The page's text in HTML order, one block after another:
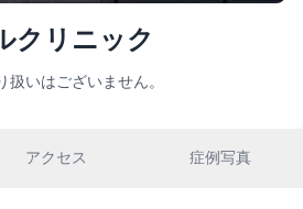
クリニック
いはございません。
アクセス 症例写真